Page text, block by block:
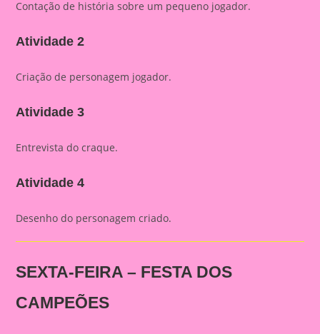
Contação de história sobre um pequeno jogador.
Atividade 2
Criação de personagem jogador.
Atividade 3
Entrevista do craque.
Atividade 4
Desenho do personagem criado.
SEXTA-FEIRA – FESTA DOS
CAMPEÕES